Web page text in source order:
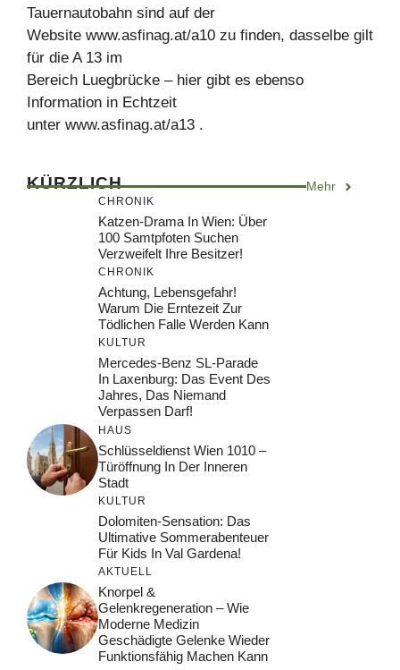
Tauernautobahn sind auf der
Website www.asfinag.at/a10 zu finden, dasselbe gilt
für die A 13 im
Bereich Luegbrücke – hier gibt es ebenso
Information in Echtzeit
unter www.asfinag.at/a13 .
KÜRZLICH Mehr
CHRONIK
Katzen-Drama In Wien: Über
100 Samtpfoten Suchen
Verzweifelt Ihre Besitzer!
CHRONIK
Achtung, Lebensgefahr!
Warum Die Erntezeit Zur
Tödlichen Falle Werden Kann
KULTUR
Mercedes-Benz SL-Parade
In Laxenburg: Das Event Des
Jahres, Das Niemand
Verpassen Darf!
HAUS
Schlüsseldienst Wien 1010 –
Türöffnung In Der Inneren
Stadt
KULTUR
Dolomiten-Sensation: Das
Ultimative Sommerabenteuer
Für Kids In Val Gardena!
AKTUELL
Knorpel &
Gelenkregeneration – Wie
Moderne Medizin
Geschädigte Gelenke Wieder
Funktionsfähig Machen Kann